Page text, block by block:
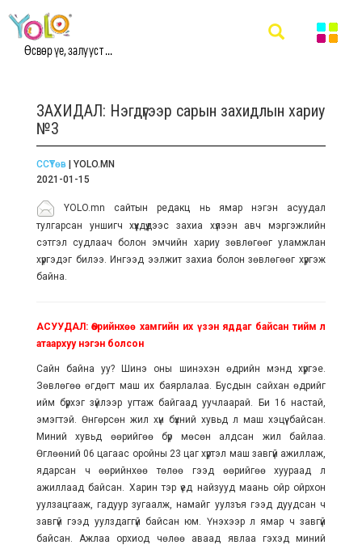
Өсвөр үе, залууст ...
ЗАХИДАЛ: Нэгдүгээр сарын захидлын хариу
№3
ССҮТөв | YOLO.MN
2021-01-15
YOLO.mn сайтын редакц нь ямар нэгэн асуудал
тулгарсан уншигч хүүхдүүдээс захиа хүлээн авч мэргэжлийн
сэтгэл судлаач болон эмчийн хариу зөвлөгөөг уламжлан
хүргэдэг билээ. Ингээд ээлжит захиа болон зөвлөгөөг хүргэж
байна.
АСУУДАЛ:Өөрийнхөө хамгийн их үзэн яддаг байсан тийм л
атаархуу нэгэн болсон
Сайн байна уу? Шинэ оны шинэхэн өдрийн мэнд хүргэе.
Зөвлөгөө өгдөгт маш их баярлалаа. Бусдын сайхан өдрийг
ийм бүрхэг зүйлээр угтаж байгаад уучлаарай. Би 16 настай,
эмэгтэй. Өнгөрсөн жил хүн бүхний хувьд л маш хэцүү байсан.
Миний хувьд өөрийгөө бүр мөсөн алдсан жил байлаа.
Өглөөний 06 цагаас оройны 23 цаг хүртэл маш завгүй ажиллаж,
ядарсан ч өөрийнхөө төлөө гээд өөрийгөө хуураад л
ажиллаад байсан. Харин тэр үед найзууд маань ойр ойрхон
уулзацгааж, гадуур зугаалж, намайг уулзъя гээд дуудсан ч
завгүй гээд уулздаггүй байсан юм. Үнэхээр л ямар ч завгүй
байсан. Ажлаа орхиод чөлөө аваад явлаа гэхэд миний